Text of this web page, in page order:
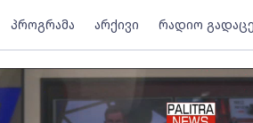
პროგრამა არქივი რადიო